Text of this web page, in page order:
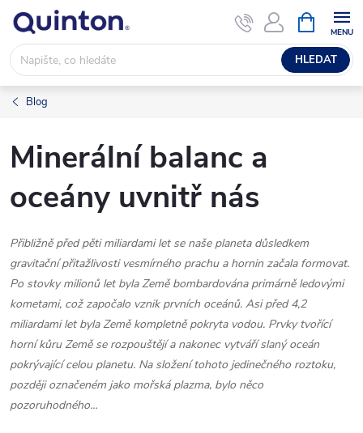
Přejít
obsah
HLEDAT
NÁKUPNÍ
KOŠÍK
Blog
Minerální balanc a
oceány uvnitř nás
Přibližně před pěti miliardami let se naše planeta důsledkem
gravitační přitažlivosti vesmírného prachu a hornin začala formovat.
Po stovky milionů let byla Země bombardována primárně ledovými
kometami, což započalo vznik prvních oceánů. Asi před 4,2
miliardami let byla Země kompletně pokryta vodou. Prvky tvořící
horní kůru Země se rozpouštějí a nakonec vytváří slaný oceán
pokrývající celou planetu. Na složení tohoto jedinečného roztoku,
později označeném jako mořská plazma, bylo něco
pozoruhodného…